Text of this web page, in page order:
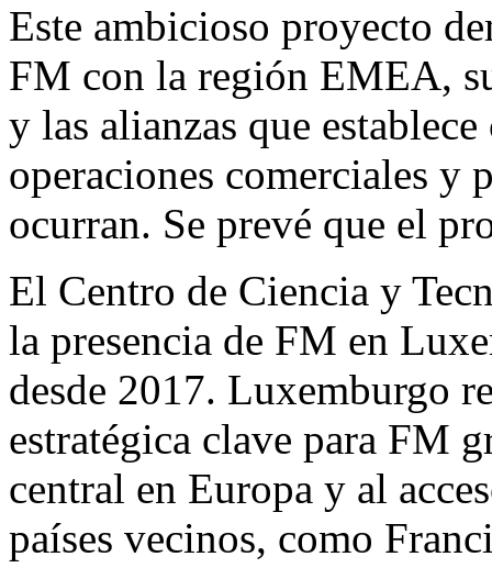
Este ambicioso proyecto
FM con la región EMEA,
y las alianzas que
operaciones comerciales y
ocurran. Se prevé que el
El Centro de Ciencia y
la presencia de FM en
desde 2017. Luxemburgo
estratégica clave para FM
central en Europa y al
países vecinos, como